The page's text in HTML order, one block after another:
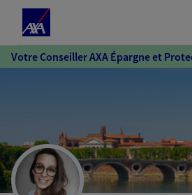
Accéder
au
pied
de
page
Votre Conseiller AXA Épargne et